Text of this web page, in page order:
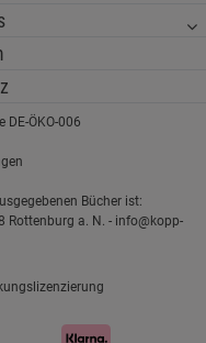
DE-ÖKO-006
Bücher ist:
Rottenburg a. N. - info@kopp-